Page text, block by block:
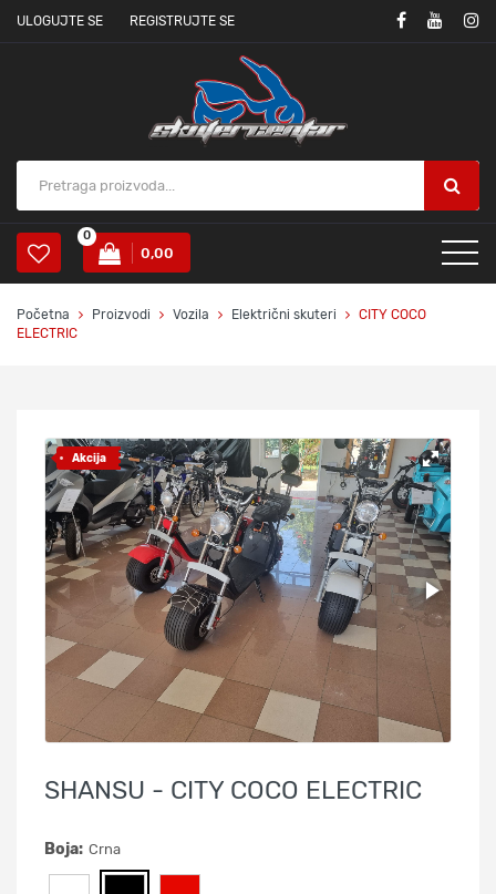
ULOGUJTE SE REGISTRUJTE SE
0
0,00
Početna Proizvodi Vozila Električni skuteri
CITY COCO
ELECTRIC
Akcija
SHANSU - CITY COCO ELECTRIC
Boja: Crna